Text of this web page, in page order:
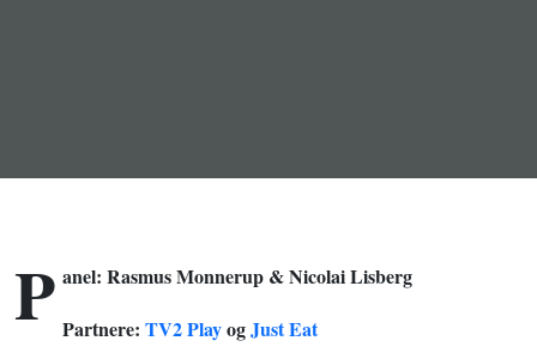
i de
turneringer
P anel: Rasmus Monnerup & Nicolai Lisberg
Partnere: TV2 PlayogJust Eat